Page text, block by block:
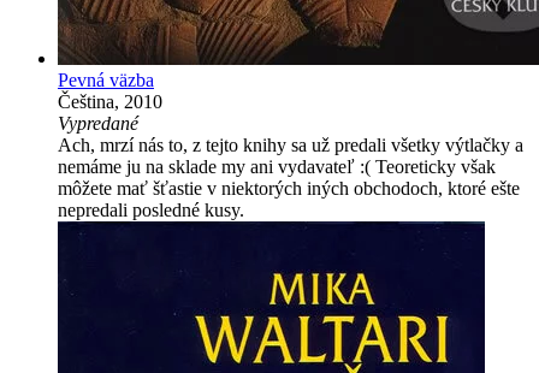
Pevná väzba
Čeština, 2010
Vypredané
Ach, mrzí nás to, z tejto knihy sa už predali všetky výtlačky a
nemáme ju na sklade my ani vydavateľ :( Teoreticky však
môžete mať šťastie v niektorých iných obchodoch, ktoré ešte
nepredali posledné kusy.